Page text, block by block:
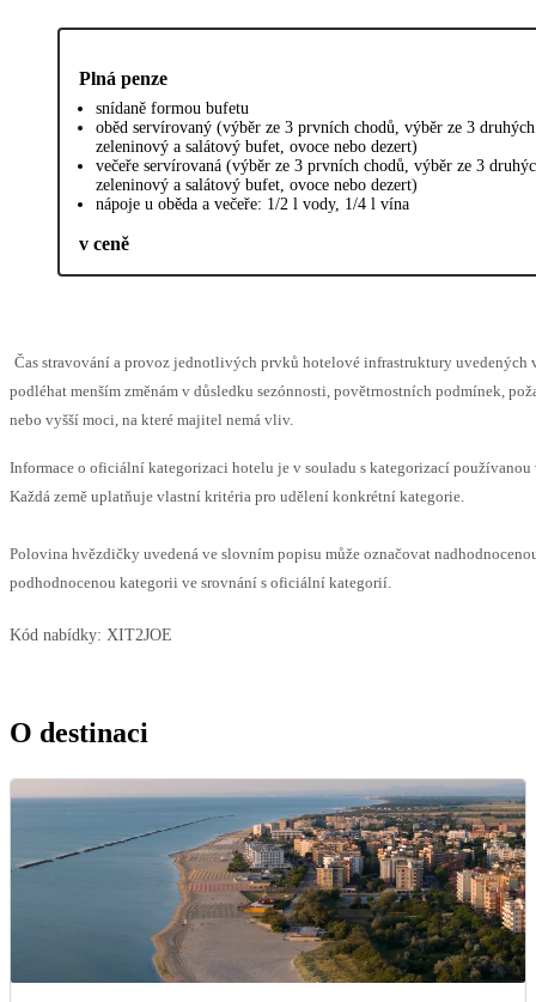
Plná penze
snídaně formou bufetu
oběd servírovaný (výběr ze 3 prvních chodů, výběr ze 3
zeleninový a salátový bufet, ovoce nebo dezert)
večeře servírovaná (výběr ze 3 prvních chodů, výběr ze 3
zeleninový a salátový bufet, ovoce nebo dezert)
nápoje u oběda a večeře: 1/2 l vody, 1/4 l vína
v ceně
Čas stravování a provoz jednotlivých prvků hotelové infrastruktury uvedených
podléhat menším změnám v důsledku sezónnosti, povětrnostních podmínek,
nebo vyšší moci, na které majitel nemá vliv.
Informace o oficiální kategorizaci hotelu je v souladu s kategorizací používanou
Každá země uplatňuje vlastní kritéria pro udělení konkrétní kategorie.
Polovina hvězdičky uvedená ve slovním popisu může označovat
podhodnocenou kategorii ve srovnání s oficiální kategorií.
Kód nabídky: XIT2JOE
O destinaci